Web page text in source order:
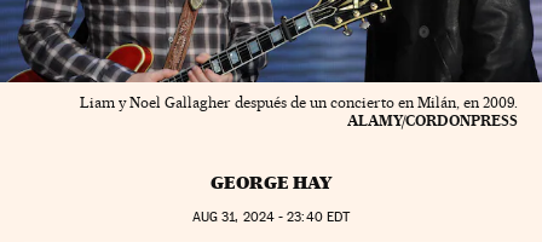
Liam y Noel Gallagher después de un concierto en Milán, en 2009.
ALAMY/CORDONPRESS
GEORGE HAY
AUG 31, 2024 - 23:40EDT